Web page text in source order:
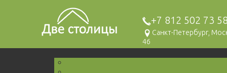
+7 812 502 73
Санкт-Петербург,
46